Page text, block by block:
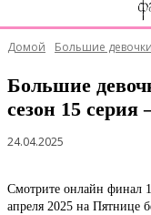
Домой Большие девочки
Большие
сезон 15
24.04.2025
Смотрите онлайн финал
апреля 2025 на Пятнице